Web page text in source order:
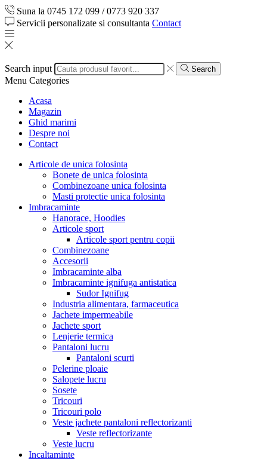
Suna la 0745 172 099 / 0773 920 337
Servicii personalizate si consultanta Contact
Search input Search
Menu Categories
Acasa
Magazin
Ghid marimi
Despre noi
Contact
Articole de unica folosinta
Bonete de unica folosinta
Combinezoane unica folosinta
Masti protectie unica folosinta
Imbracaminte
Hanorace, Hoodies
Articole sport
Articole sport pentru copii
Combinezoane
Accesorii
Imbracaminte alba
Imbracaminte ignifuga antistatica
Sudor Ignifug
Industria alimentara, farmaceutica
Jachete impermeabile
Jachete sport
Lenjerie termica
Pantaloni lucru
Pantaloni scurti
Pelerine ploaie
Salopete lucru
Sosete
Tricouri
Tricouri polo
Veste jachete pantaloni reflectorizanti
Veste reflectorizante
Veste lucru
Incaltaminte